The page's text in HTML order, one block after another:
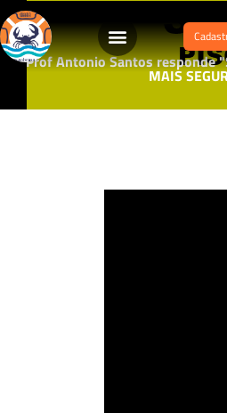
Prof Antonio Santos responde
MAIS